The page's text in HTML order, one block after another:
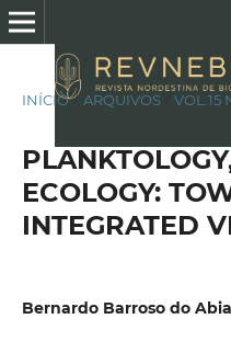
INÍCIO / ARQUIVOS VOL.15
ECOLOGY:
INTEGRATED
Bernardo Barroso do